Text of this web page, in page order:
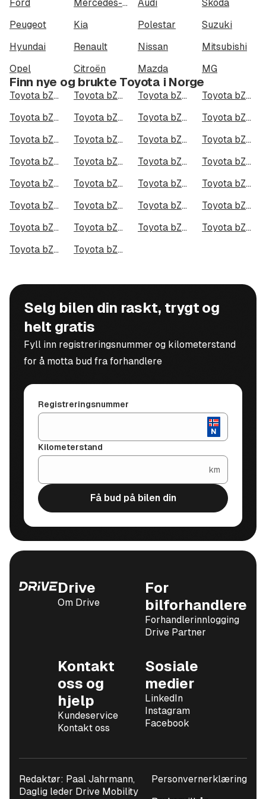
Ford Mercedes-Benz Audi
Škoda
Peugeot
Kia Polestar
Suzuki
Hyundai
Renault Nissan
Mitsubishi
Opel
Citroën Mazda MG
Finn nye og brukte Toyota i Norge
Toyota bZ4X i Oslo Toyota bZ4X i Bergen Toyota bZ4X i Trondheim
Toyota bZ4X i Stavanger
Toyota bZ4X i Kristiansand
Toyota bZ4X i Fredrikstad Toyota bZ4X i Drammen
Toyota bZ4X i Skien
Toyota bZ4X i Tromsø
Toyota bZ4X i Ålesund Toyota bZ4X i Moss
Toyota bZ4X i Porsgrunn
Toyota bZ4X i Bodø
Toyota bZ4X i Arendal Toyota bZ4X i Hamar
Toyota bZ4X i Larvik
Toyota bZ4X i Halden
Toyota bZ4X i Lillehammer Toyota bZ4X i Molde
Toyota bZ4X i Kongsberg
Toyota bZ4X i Harstad
Toyota bZ4X i Gjøvik Toyota bZ4X i Sarpsborg
Toyota bZ4X i Sandefjord
Toyota bZ4X i Kristiansund
Toyota bZ4X i Tromsdalen Toyota bZ4X i Narvik
Toyota bZ4X i Steinkjer
Toyota bZ4X i Haugesund
Toyota bZ4X i Alta
Selg bilen din raskt, trygt og
helt gratis
Fyll inn registreringsnummer og kilometerstand
for å motta bud fra forhandlere
Registreringsnummer
Kilometerstand
km
Få bud på bilen din
Drive
Om Drive
For
bilforhandlere
Forhandlerinnlogging
Drive Partner
Kontakt
oss og
hjelp
Kundeservice
Kontakt oss
Sosiale
medier
LinkedIn
Instagram
Facebook
Redaktør: Paal Jahrmann,
Daglig leder Drive Mobility
Personvernerklæring